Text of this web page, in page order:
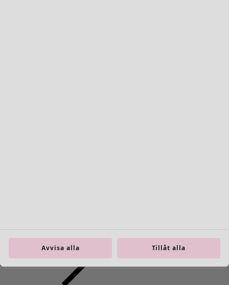
Avvisa alla Tillåt alla